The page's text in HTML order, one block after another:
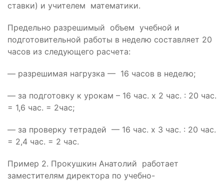
ставки) и учителем математики.
Предельно разрешимый объем учебной и
подготовительной работы в неделю составляет 20
часов из следующего расчета:
— разрешимая нагрузка — 16 часов в неделю;
— за подготовку к урокам – 16 час. х 2 час. : 20 час.
= 1,6 час. = 2час;
— за проверку тетрадей — 16 час. х 3 час. : 20 час.
= 2,4 час. = 2 час.
Пример 2. Прокушкин Анатолий работает
заместителям директора по учебно-